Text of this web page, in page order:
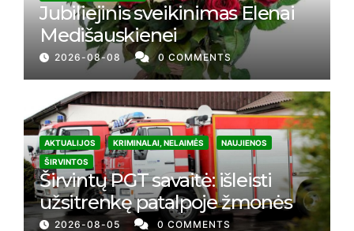
Jubiliejinis sveikinimas Elenai
Medišauskienei
2026-08-08 0 COMMENTS
AKTUALIJOS KRIMINALAI, NELAIMĖS
NAUJIENOS
ŠIRVINTOS
Širvintų PGT savaitė: išleisti
užsitrenkę patalpoje žmonės
2026-08-05 0 COMMENTS